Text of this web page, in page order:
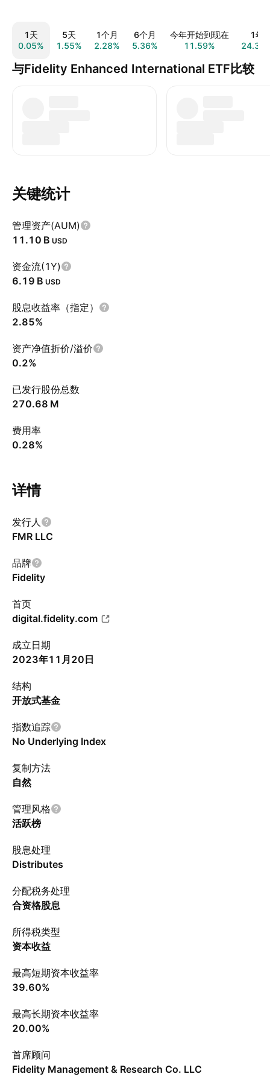
1天
0.05%
5天
1.55%
1个月
2.28%
6个月
5.36%
今年开始到现在
11.59%
1年
与Fidelity Enhanced International ETF比较
关键统计
管理资产(AUM)
‪11.10 B‬ USD
资金流(1Y)
‪6.19 B‬ USD
股息收益率（指定）
2.85%
资产净值折价/溢价
0.2%
已发行股份总数
‪270.68 M‬
费用率
0.28%
详情
发行人
FMR LLC
品牌
Fidelity
首页
digital.fidelity.com
成立日期
2023年11月20日
结构
开放式基金
指数追踪
No Underlying Index
复制方法
自然
管理风格
活跃榜
股息处理
Distributes
分配税务处理
合资格股息
所得税类型
资本收益
最高短期资本收益率
39.60%
最高长期资本收益率
20.00%
首席顾问
Fidelity Management & Research Co. LLC